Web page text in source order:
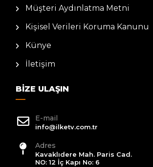
Müşteri Aydınlatma Metni
Kişisel Verileri Koruma Kanunu
Künye
İletişim
BIZE ULAŞIN
E-mail
info@ilketv.com.tr
Adres
Kavaklıdere Mah. Paris Cad.
NO: 12 İç Kapı No: 6